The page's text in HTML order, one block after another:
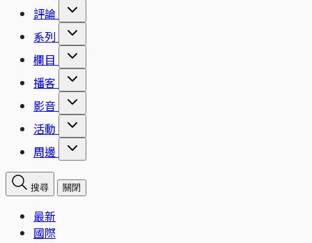
評論
系列
欄目
播客
影音
活動
周邊
搜尋 關閉
最新
國際